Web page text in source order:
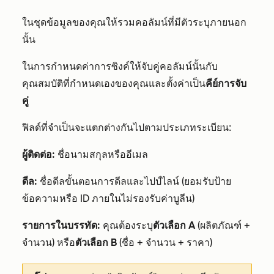
ในชุดข้อมูลของคุณให้รวมคอลัมน์ที่มีตัวระบุภายนอก
นั้น
ในการกำหนดค่าการซิงค์ให้จับคู่คอลัมน์นั้นกับ
คุณสมบัติที่กำหนดเองของคุณและตั้งค่าเป็นคีย์การจับ
คู่
ฟิลด์ที่จำเป็นจะแตกต่างกันไปตามประเภทระเบียน:
ผู้ติดต่อ: ชื่อนามสกุลหรืออีเมล
ดีล: ชื่อดีลขั้นตอนการดีลและไปป์ไลน์ (ยอมรับป้าย
ข้อความหรือ ID ภายในไม่รองรับค่าบูลีน)
รายการในบรรทัด: คุณต้องระบุตัวเลือก A (ผลิตภัณฑ์ +
จำนวน) หรือตัวเลือก B (ชื่อ + จำนวน + ราคา)